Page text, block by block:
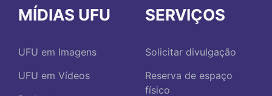
MÍDIAS UFU
UFU em Imagens
UFU em Vídeos
SERVIÇOS
Solicitar divulgação
Reserva de espaço
físico